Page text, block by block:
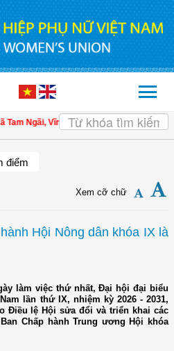
Ngãi, Vĩnh Long sơ kết công tác Hội và
điểm
Xem cỡ chữ
Hội Nông dân khóa IX là
làm việc thứ nhất, Đại hội đại biểu
lần thứ IX, nhiệm kỳ 2026 - 2031,
Điều lệ Hội sửa đổi và triển khai các
Chấp hành Trung ương Hội khóa